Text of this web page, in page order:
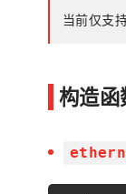
当前仅支
构造函